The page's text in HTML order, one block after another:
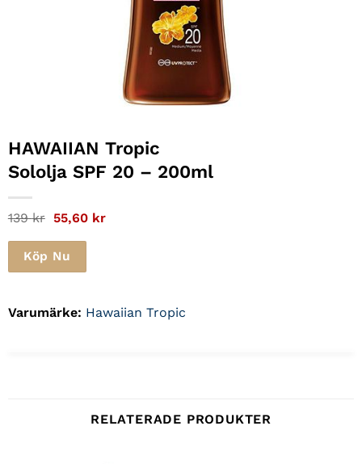
HAWAIIAN Tropic
Sololja SPF 20 – 200ml
139kr Det
ursprungliga
priset
var:
139 kr.
55,60 krDet
Köp Nu
Varumärke: Hawaiian Tropic
RELATERADE PRODUKTER